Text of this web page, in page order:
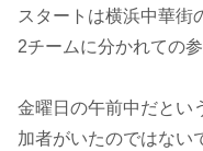
スタートは横浜中華街
2チームに分かれての参
金曜日の午前中だとい
加者がいたのではない